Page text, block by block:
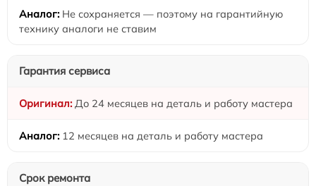
Не сохраняется — поэтому на гарантийную
технику аналоги не ставим
Гарантия сервиса
До 24 месяцев на деталь и работу мастера
12 месяцев на деталь и работу мастера
Срок ремонта